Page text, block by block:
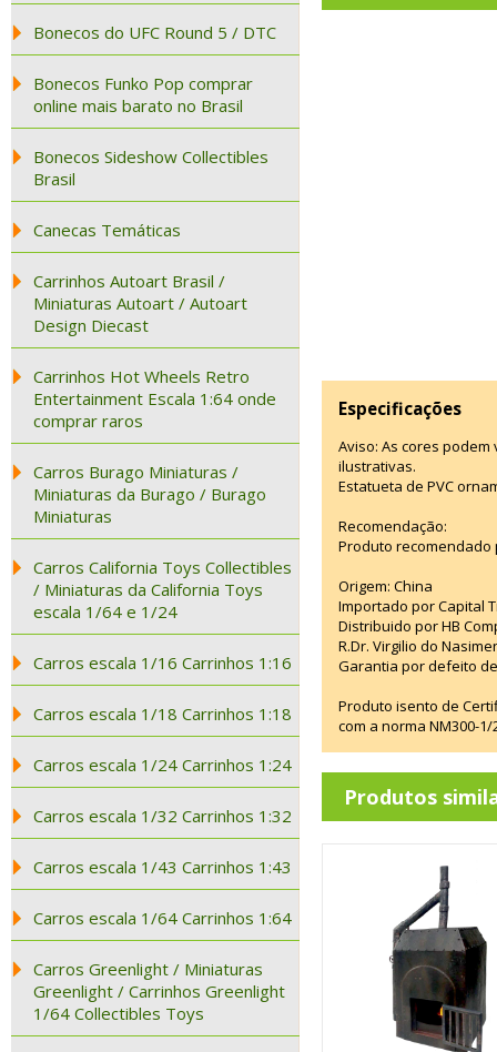
Bonecos do UFC Round 5 / DTC
Bonecos Funko Pop comprar
online mais barato no Brasil
Bonecos Sideshow Collectibles
Brasil
Canecas Temáticas
Carrinhos Autoart Brasil /
Miniaturas Autoart / Autoart
Design Diecast
Carrinhos Hot Wheels Retro
Entertainment Escala 1:64 onde
comprar raros
Carros Burago Miniaturas /
Miniaturas da Burago / Burago
Miniaturas
Carros California Toys Collectibles
/ Miniaturas da California Toys
escala 1/64 e 1/24
Carros escala 1/16 Carrinhos 1:16
Carros escala 1/18 Carrinhos 1:18
Carros escala 1/24 Carrinhos 1:24
Carros escala 1/32 Carrinhos 1:32
Carros escala 1/43 Carrinhos 1:43
Carros escala 1/64 Carrinhos 1:64
Carros Greenlight / Miniaturas
Greenlight / Carrinhos Greenlight
1/64 Collectibles Toys
Especificações
Aviso: As cores
ilustrativas.
Estatueta de PVC
Recomendação:
Produto recomendado
Origem: China
Importado por Capital
Distribuido por HB
R.Dr. Virgilio do
Garantia por defeito
Produto isento de
com a norma NM300-
Produtos